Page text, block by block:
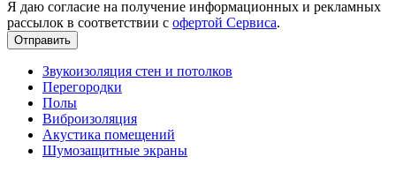
Я даю согласие на получение информационных и рекламных
рассылок в соответствии с офертой Сервиса.
Звукоизоляция стен и потолков
Перегородки
Полы
Виброизоляция
Акустика помещений
Шумозащитные экраны